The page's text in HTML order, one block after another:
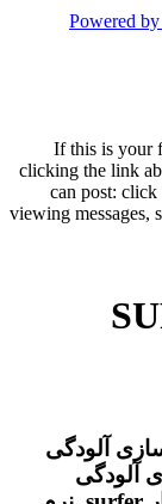
If this is your
clicking the link
can post: click
viewing messages,